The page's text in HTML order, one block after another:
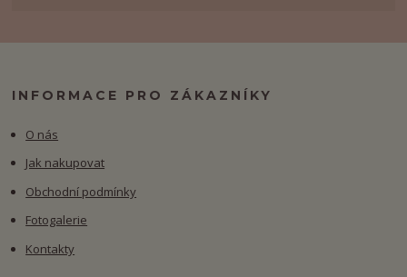
INFORMACE PRO ZÁKAZNÍKY
O nás
Jak nakupovat
Obchodní podmínky
Fotogalerie
Kontakty